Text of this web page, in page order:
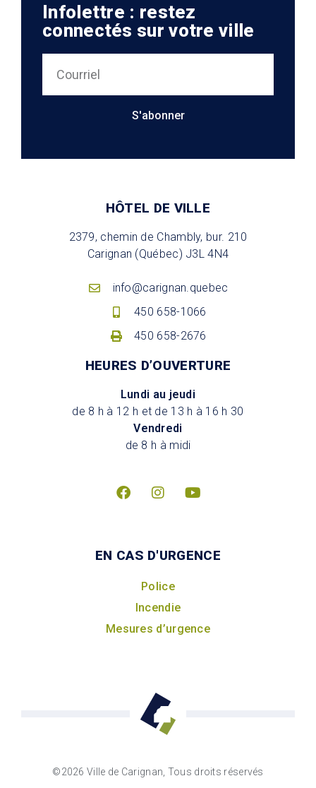
Infolettre : restez
connectés sur votre ville
S'abonner
HÔTEL DE VILLE
2379, chemin de Chambly, bur. 210
Carignan (Québec) J3L 4N4
info@carignan.quebec
450 658-1066
450 658-2676
HEURES D’OUVERTURE
Lundi au jeudi
de 8 h à 12 h et de 13 h à 16 h 30
Vendredi
de 8 h à midi
EN CAS D'URGENCE
Police
Incendie
Mesures d’urgence
©2026 Ville de Carignan, Tous droits réservés